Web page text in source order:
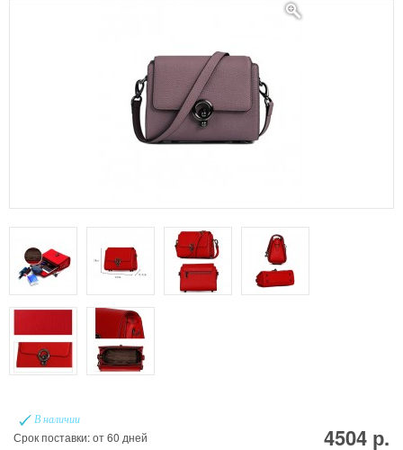
В наличии
Срок поставки: от 60 дней 4504 р.